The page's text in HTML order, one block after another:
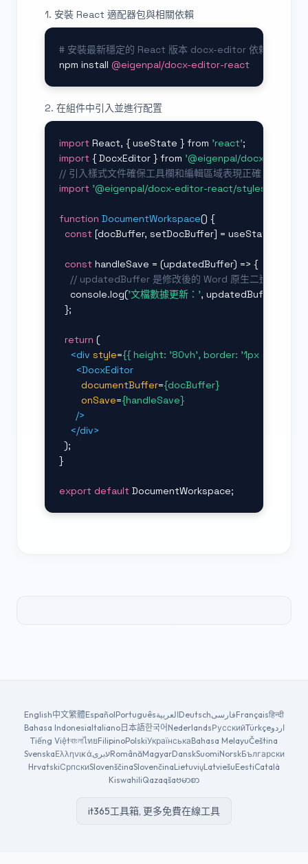
1. 安裝 React 適配器包與相關依賴
# 安裝最新穩定的 React 版本 docx-editor 依賴
npm install @eigenpal/docx-editor-react
2. 在組件中引入並進行配置
import React, { useState } from 'react'
import { DocxEditor } from '@eigenpal/docx-editor-
// 引入樣式文件確保工具欄和編輯區域表現正確
import '@eigenpal/docx-editor-react/styles.css'
function DocumentWorkspace() {
const [docBuffer, setDocBuffer] = useState(
const handleSave = (updatedBuffer) => {
// updatedBuffer 是修改後的 Word 原生二進位數據
    console.log(
'文檔數據更新：', updatedBuffer);
  };
return (
<div style={{ height: '80vh', border: '1px solid
<DocxEditor
documentBuffer={docBuffer}
onSave={handleSave}
/>
</div>
  );
}
export default DocumentWorkspace;
English中文繁體EspañolPortuguêsالعربيةDeutschفارسیFrançaisहिन्दी
Bahasa IndonesiaItaliano日本語한국어 NederlandsРусскийTürkçeاردو
Tiếng ViệtবাংলাไทยFilipinoPolskiУкраїнськаBahasa MelayuČeština
SvenskaΕλληνικάעبریRomânăMagyarDanskSuomiNorskБългарски
HrvatskiСрпскиSlovenščinaSlovenčinaLietuviųLatviešuEestiCatalà
KiswahiliQazaqšaဗမာစာ
it365工具箱, 更多免費在線工具